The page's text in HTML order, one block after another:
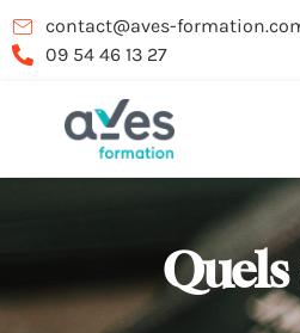
contact@aves-
09 54 46 13 27
Quels